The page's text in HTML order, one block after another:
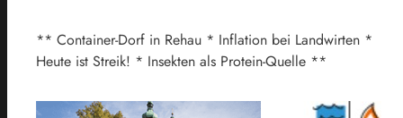
** Container-Dorf in Rehau * Inflation bei Landwirten *
Heute ist Streik! * Insekten als Protein-Quelle **